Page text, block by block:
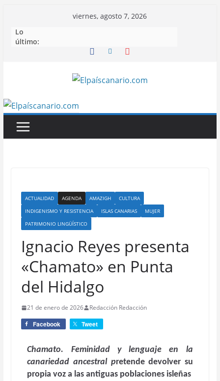
contenido
viernes, agosto 7, 2026
Lo
último:
ACTUALIDAD AGENDA AMAZIGH
CULTURA
INDIGENISMO Y RESISTENCIA
ISLAS CANARIAS
MUJER
PATRIMONIO LINGÜÍSTICO
Ignacio Reyes presenta
«Chamato» en Punta
del Hidalgo
21 de enero de 2026 Redacción Redacción
Facebook Tweet
Chamato. Feminidad y lenguaje en la
canariedad ancestral pretende devolver su
propia voz a las antiguas poblaciones isleñas